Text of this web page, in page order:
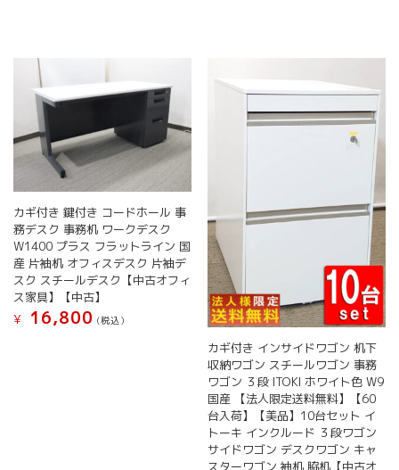
カギ付き 鍵付き コードホール 事
務デスク 事務机 ワークデスク
W1400 プラス フラットライン 国
産 片袖机 オフィスデスク 片袖デ
スク スチールデスク【中古オフィ
ス家具】【中古】
¥
16,800 (税込）
カギ付き インサイドワゴン 机下
収納ワゴン スチールワゴン 事務
ワゴン ３段 ITOKI ホワイト色 W9
国産 【法人限定送料無料】【60
台入荷】【美品】10台セット イ
トーキ インクルード ３段ワゴン
サイドワゴン デスクワゴン キャ
スターワゴン 袖机 脇机【中古オ